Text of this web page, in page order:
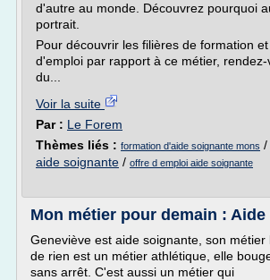
d'autre au monde. Découvrez pourquoi
portrait.
Pour découvrir les filières de formation
d'emploi par rapport à ce métier,
du...
Voir la suite
Par : Le Forem
Thèmes liés : formation d'aide soignante mons /
aide soignante / offre d emploi aide soignante
Mon métier pour demain :
Geneviève est aide soignante, son métier
de rien est un métier athlétique, elle
sans arrêt. C'est aussi un métier qui